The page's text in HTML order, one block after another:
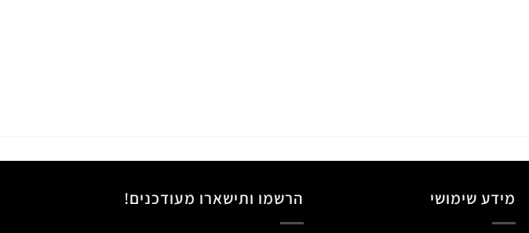
מידע שימושי הרשמו ותישארו מעודכנים!